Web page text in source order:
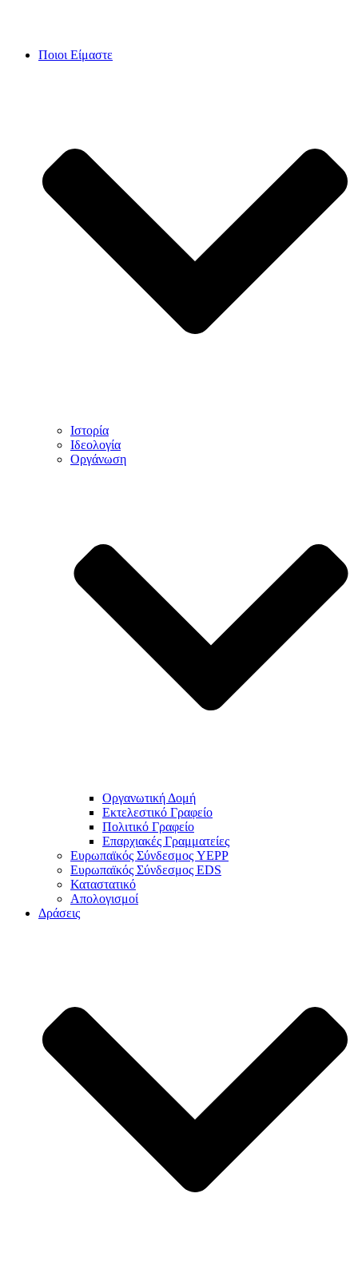
Ποιοι Είμαστε
Ιστορία
Ιδεολογία
Οργάνωση
Οργανωτική Δομή
Εκτελεστικό Γραφείο
Πολιτικό Γραφείο
Επαρχιακές Γραμματείες
Ευρωπαϊκός Σύνδεσμος YEPP
Ευρωπαϊκός Σύνδεσμος EDS
Καταστατικό
Απολογισμοί
Δράσεις